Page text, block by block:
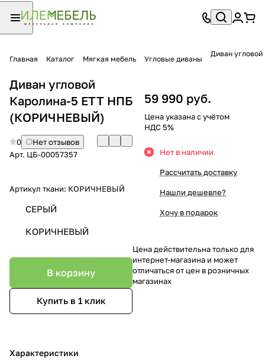
Главная Каталог Мягкая мебель Угловые диваны
Диван
Диван угловой
Каролина-5 ЕТТ НПБ
(КОРИЧНЕВЫЙ)
0
Нет отзывов
Арт. ЦБ-00057357
Артикул ткани: КОРИЧНЕВЫЙ
СЕРЫЙ
КОРИЧНЕВЫЙ
В корзину
Купить в 1 клик
Характеристики
59 990 руб.
Цена указана с учётом
НДС 5%
Нет в наличии
Рассчитать доставку
Нашли дешевле?
Хочу в подарок
Цена действительна только для
интернет-магазина и может
отличаться от цен в розничных
магазинах